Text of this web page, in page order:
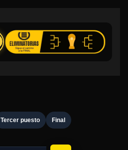
Tercer puesto Final